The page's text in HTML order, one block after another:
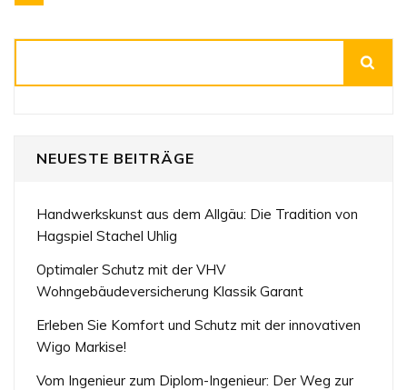
der
Beiträge
NEUESTE BEITRÄGE
Handwerkskunst aus dem Allgäu: Die Tradition von
Hagspiel Stachel Uhlig
Optimaler Schutz mit der VHV
Wohngebäudeversicherung Klassik Garant
Erleben Sie Komfort und Schutz mit der innovativen
Wigo Markise!
Vom Ingenieur zum Diplom-Ingenieur: Der Weg zur